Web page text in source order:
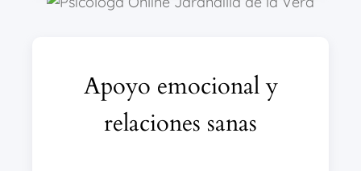
Apoyo emocional y
relaciones sanas